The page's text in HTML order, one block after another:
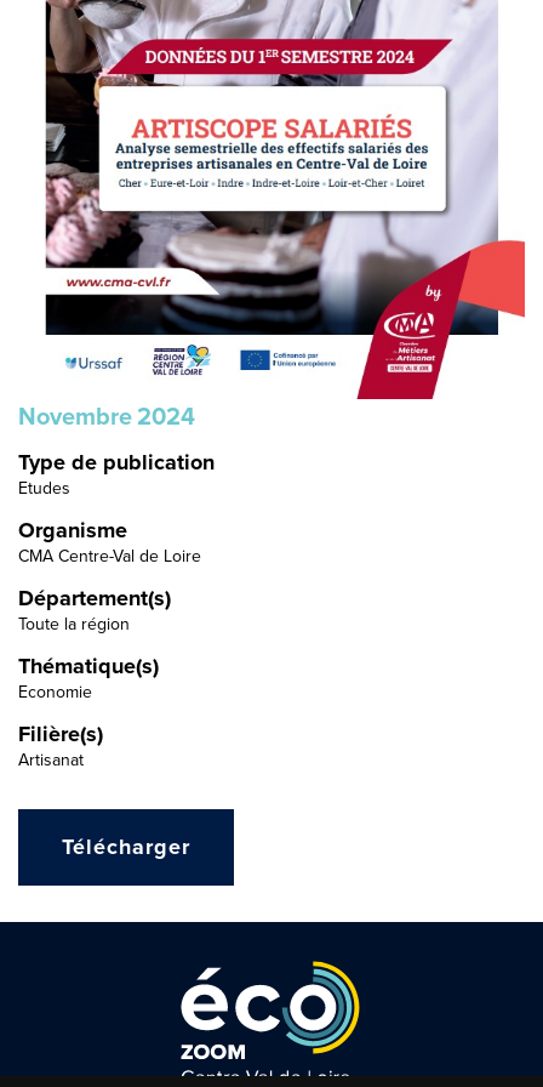
Novembre2024
Type de publication
Etudes
Organisme
CMA Centre-Val de Loire
Département(s)
Toute la région
Thématique(s)
Economie
Filière(s)
Artisanat
Télécharger